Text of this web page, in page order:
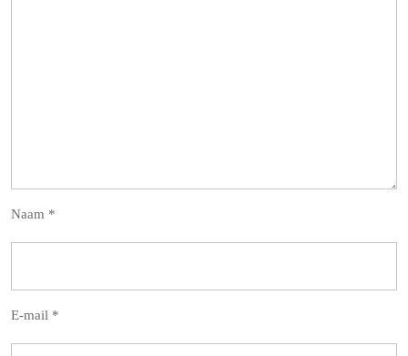
Naam *
E-mail *